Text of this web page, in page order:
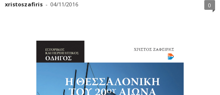
xristoszafiris - 04/11/2016 0